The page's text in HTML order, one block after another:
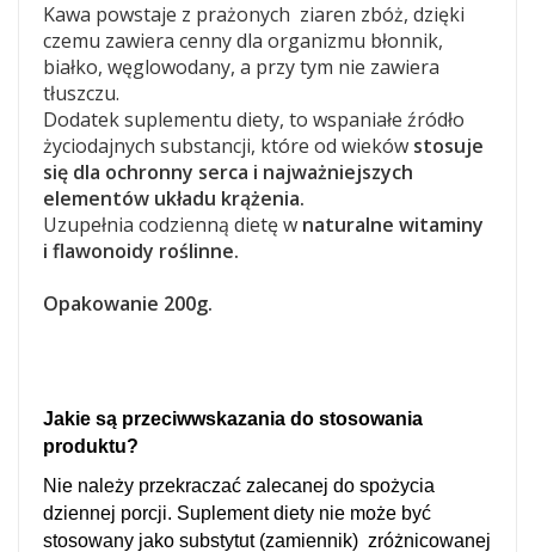
Kawa powstaje z prażonych ziaren zbóż, dzięki
czemu zawiera cenny dla organizmu błonnik,
białko, węglowodany, a przy tym nie zawiera
tłuszczu.
Dodatek suplementu diety, to wspaniałe źródło
życiodajnych substancji, które od wieków stosuje
się dla ochronny serca i najważniejszych
elementów układu krążenia.
Uzupełnia codzienną dietę w naturalne witaminy
i flawonoidy roślinne.
Opakowanie 200g.
Jakie są przeciwwskazania do stosowania
produktu?
Nie należy przekraczać zalecanej do spożycia
dziennej porcji. Suplement diety nie może być
stosowany jako substytut (zamiennik) zróżnicowanej